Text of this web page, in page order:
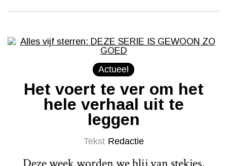
Actueel
Het voert te ver om het
hele verhaal uit te
leggen
Tekst Redactie